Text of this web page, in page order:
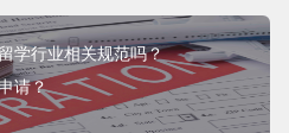
学行业相关规范吗？
请？